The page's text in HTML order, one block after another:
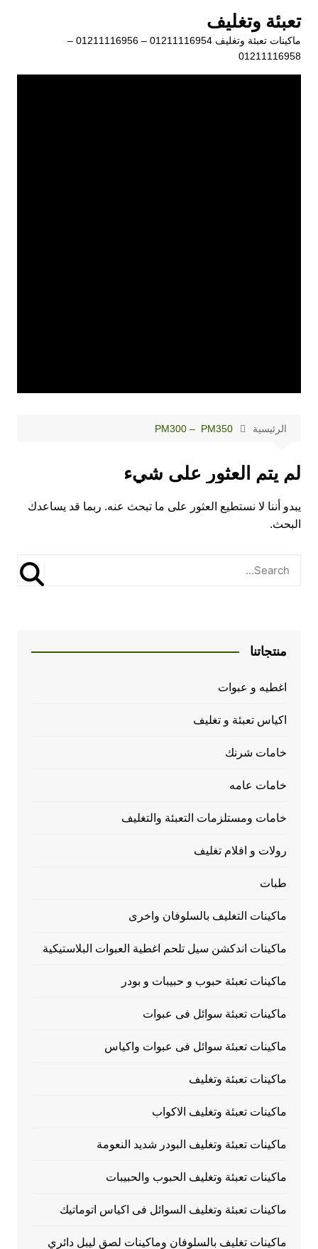
المحتوى
تعبئة وتغليف
ماكينات تعبئة وتغليف 01211116954 – 01211116956 –
01211116958
الرئيسية PM300 – PM350
لم يتم العثور على شيء
يبدو أننا لا نستطيع العثور على ما تبحث عنه. ربما قد يساعدك
البحث.
منتجاتنا
اغطيه و عبوات
اكياس تعبئة و تغليف
خامات شرنك
خامات عامه
خامات ومستلزمات التعبئة والتغليف
رولات و افلام تغليف
طبات
ماكينات التغليف بالسلوفان واخرى
ماكينات اندكشن سيل تلحم اغطية العبوات البلاستيكية
ماكينات تعبئة حبوب و حبيبات و بودر
ماكينات تعبئة سوائل فى عبوات
ماكينات تعبئة سوائل فى عبوات واكياس
ماكينات تعبئة وتغليف
ماكينات تعبئة وتغليف الاكواب
ماكينات تعبئة وتغليف البودر شديد النعومة
ماكينات تعبئة وتغليف الحبوب والحبيبات
ماكينات تعبئة وتغليف السوائل فى اكياس اتوماتيك
ماكينات تغليف بالسلوفان وماكينات لصق ليبل دائري